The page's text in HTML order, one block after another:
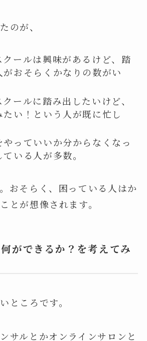
のが、
クールは興味があるけど、踏
がおそらくかなりの数がい
ールに踏み出したいけど、
たい！という人が既に忙し
っていいか分からなくなっ
いる人が多数。
おそらく、困っている人はか
とが想像されます。
ができるか？を考えてみ
ところです。
サルとかオンラインサロンと